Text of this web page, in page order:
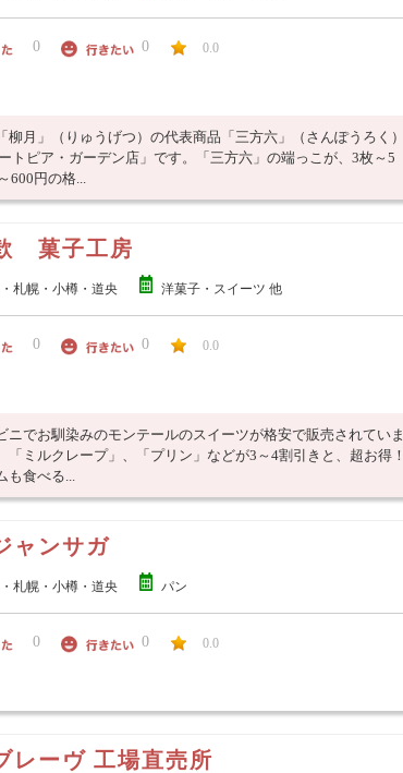
0 0 0.0
月」（りゅうげつ）の代表商品「三方六」（さんぽうろく）
トピア・ガーデン店」です。「三方六」の端っこが、3枚～5
600円の格...
菓子工房
札幌・小樽・道央 洋菓子・スイーツ 他
0 0 0.0
でお馴染みのモンテールのスイーツが格安で販売されていま
ミルクレープ」、「プリン」などが3～4割引きと、超お得！
も食べる...
ャンサガ
札幌・小樽・道央 パン
0 0 0.0
レーヴ 工場直売所